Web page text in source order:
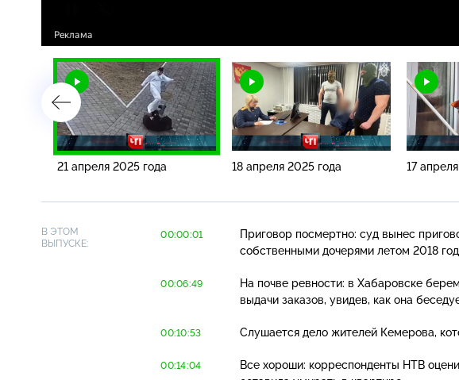
21 апреля 2025 года 18 апреля 2025 года 17
В ЭТОМ
ВЫПУСКЕ:
00:00:01
Приговор посмертно: суд вынес
собственными дочерями летом 2018
00:06:49
На почве ревности: в Хабаровске
выдачи заказов, увидев, как она
00:10:53 Слушается дело жителей Кемерова,
00:14:04
Все хороши: корреспонденты НТВ